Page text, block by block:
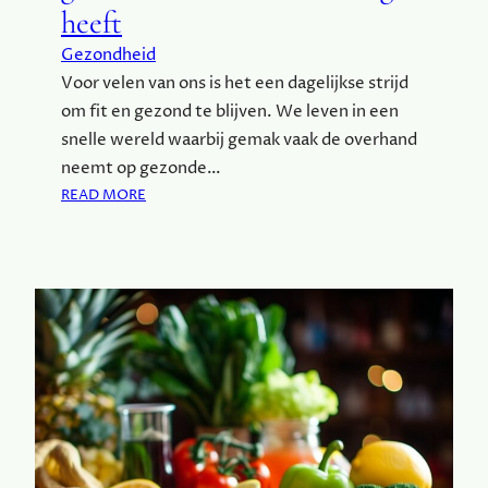
E
N
Z
I
N
U
E
N
G
E
Z
O
N
heeft
Gezondheid
Voor velen van ons is het een dagelijkse strijd
om fit en gezond te blijven. We leven in een
snelle wereld waarbij gemak vaak de overhand
neemt op gezonde…
READ MORE
R
O
M
E
L
I
C
H